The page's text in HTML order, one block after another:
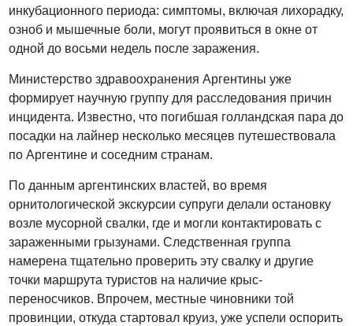
инкубационного периода: симптомы, включая лихорадку,
озноб и мышечные боли, могут проявиться в окне от
одной до восьми недель после заражения.
Министерство здравоохранения Аргентины уже
формирует научную группу для расследования причин
инцидента. Известно, что погибшая голландская пара до
посадки на лайнер несколько месяцев путешествовала
по Аргентине и соседним странам.
По данным аргентинских властей, во время
орнитологической экскурсии супруги делали остановку
возле мусорной свалки, где и могли контактировать с
зараженными грызунами. Следственная группа
намерена тщательно проверить эту свалку и другие
точки маршрута туристов на наличие крыс-
переносчиков. Впрочем, местные чиновники той
провинции, откуда стартовал круиз, уже успели оспорить